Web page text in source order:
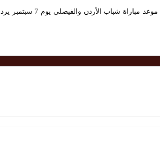
مواعيد وملعب مباراة الأهلي والبقعة مؤكدة في موقع الاتحاد، بينما موعد مباراة شباب الأردن والفيصلي يوم 7 سبتمبر يرد